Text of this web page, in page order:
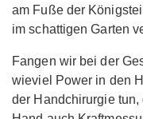
am Fuße der
im schattigen Garten
Fangen wir bei der
wieviel Power in den
der Handchirurgie